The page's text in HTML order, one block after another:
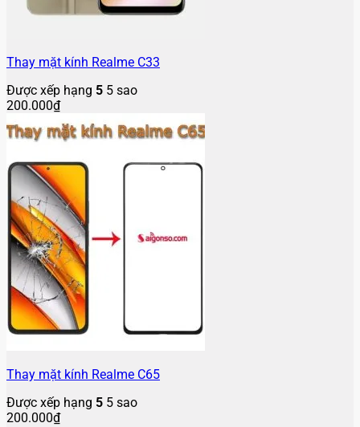
Thay mặt kính Realme C33
Được xếp hạng 5 5 sao
200.000₫
Thay mặt kính Realme C65
Được xếp hạng 5 5 sao
200.000₫